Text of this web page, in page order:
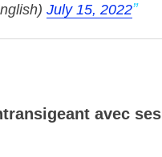
July 15, 2022
avec ses